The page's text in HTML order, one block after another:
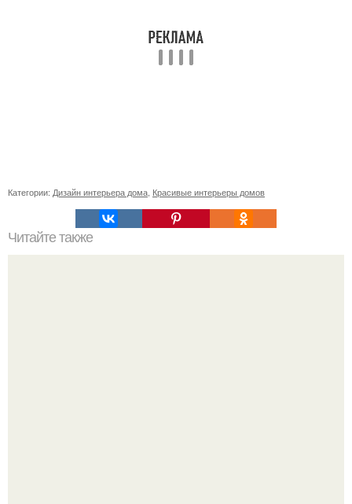
Категории: Дизайн интерьера дома Красивые интерьеры домов
Читайте также